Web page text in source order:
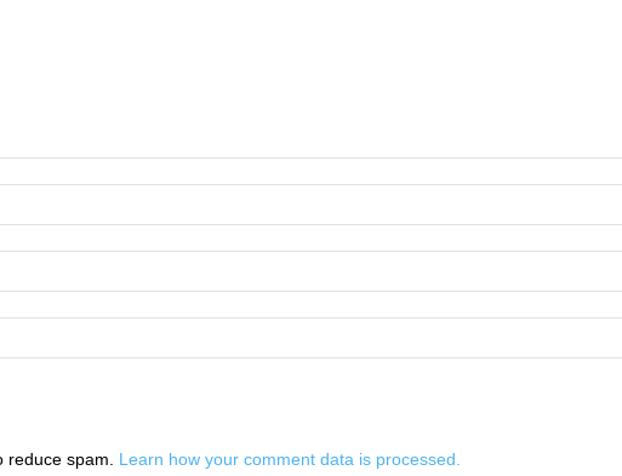
reduce spam. Learn how your comment data is processed.